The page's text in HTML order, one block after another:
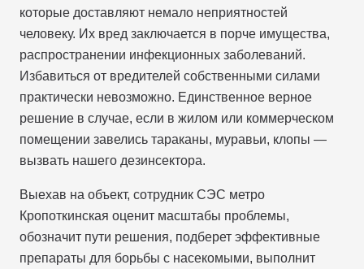
которые доставляют немало неприятностей
человеку. Их вред заключается в порче имущества,
распространении инфекционных заболеваний.
Избавиться от вредителей собственными силами
практически невозможно. Единственное верное
решение в случае, если в жилом или коммерческом
помещении завелись тараканы, муравьи, клопы —
вызвать нашего дезинсектора.
Выехав на объект, сотрудник СЭС метро
Кропоткинская оценит масштабы проблемы,
обозначит пути решения, подберет эффективные
препараты для борьбы с насекомыми, выполнит